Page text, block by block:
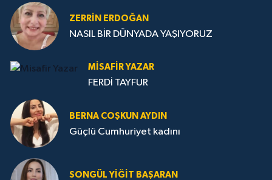
ZERRIN ERDOĞAN
NASIL BİR DÜNYADA YAŞIYORUZ
MISAFIR YAZAR
FERDİ TAYFUR
BERNA COŞKUN AYDIN
Güçlü Cumhuriyet kadını
SONGÜL YIĞIT BAŞARAN